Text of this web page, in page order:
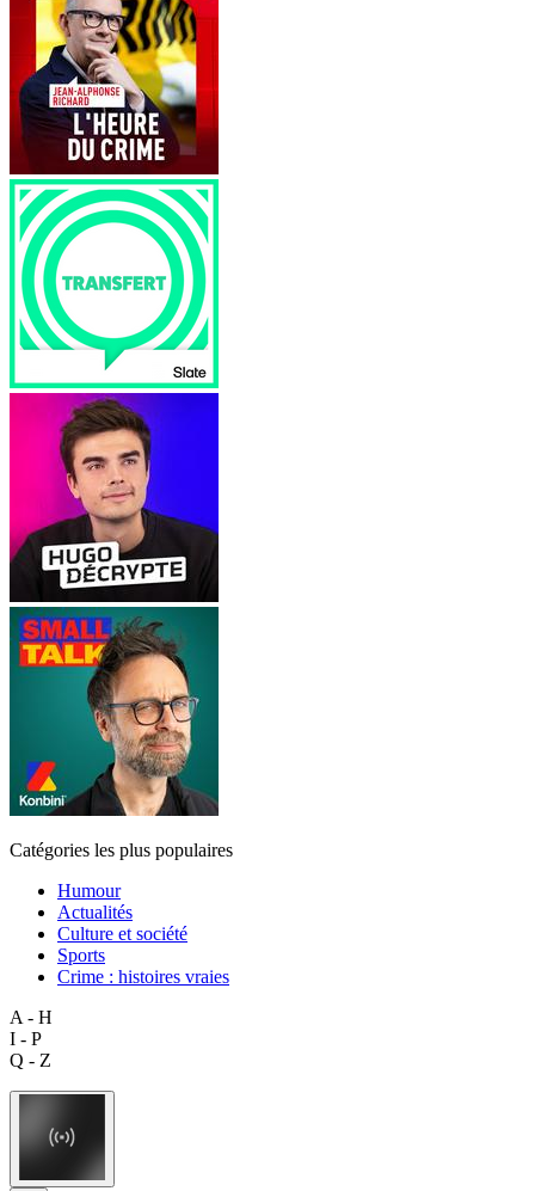
Catégories les plus populaires
Humour
Actualités
Culture et société
Sports
Crime : histoires vraies
A - H
I - P
Q - Z